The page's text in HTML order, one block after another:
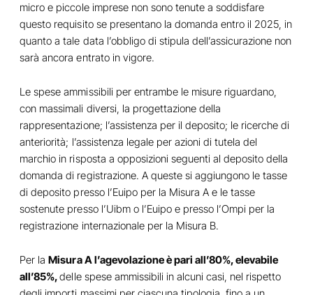
micro e piccole imprese non sono tenute a soddisfare
questo requisito se presentano la domanda entro il 2025, in
quanto a tale data l’obbligo di stipula dell’assicurazione non
sarà ancora entrato in vigore.
Le spese ammissibili per entrambe le misure riguardano,
con massimali diversi, la progettazione della
rappresentazione; l’assistenza per il deposito; le ricerche di
anteriorità; l’assistenza legale per azioni di tutela del
marchio in risposta a opposizioni seguenti al deposito della
domanda di registrazione. A queste si aggiungono le tasse
di deposito presso l’Euipo per la Misura A e le tasse
sostenute presso l’Uibm o l’Euipo e presso l’Ompi per la
registrazione internazionale per la Misura B.
Per laMisura A l’agevolazione è pari all’80%, elevabile
all’85%,delle spese ammissibili in alcuni casi, nel rispetto